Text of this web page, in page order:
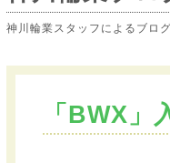
神川輪業スタッフによるブロ
「BWX」